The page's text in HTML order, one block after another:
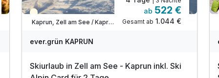
Saisonal verfügbar
Kaprun, Zell am See / Kaprun
ab 522 €
Gesamt ab 1.044 €
ever.grün KAPRUN
Skiurlaub in Zell am See - Kaprun inkl. Ski